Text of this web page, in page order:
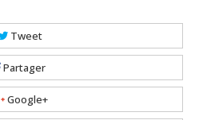
Tweet
Partager
Google+